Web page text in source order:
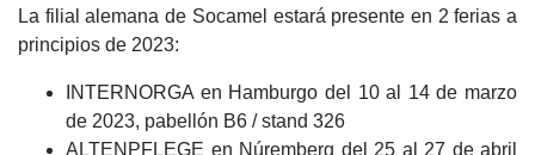
La filial alemana de Socamel estará presente en 2 ferias a
principios de 2023:
INTERNORGA en Hamburgo del 10 al 14 de marzo
de 2023, pabellón B6 / stand 326
ALTENPFLEGE en Núremberg del 25 al 27 de abril